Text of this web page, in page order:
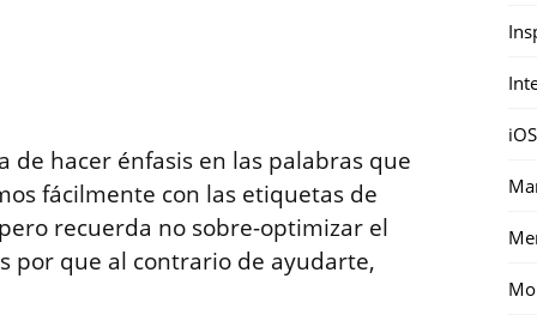
hacer énfasis en las palabras que
fácilmente con las etiquetas de
recuerda no sobre-optimizar el
por que al contrario de ayudarte,
iOS